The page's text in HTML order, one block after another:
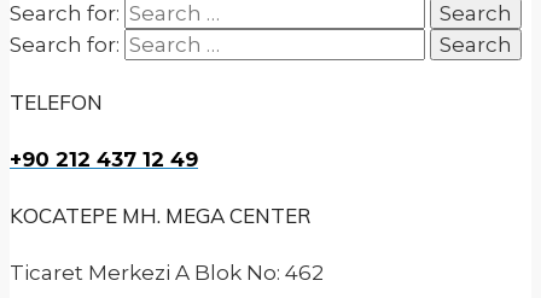
Search for:
Search for:
TELEFON
+90 212 437 12 49
KOCATEPE MH. MEGA CENTER
Ticaret Merkezi A Blok No: 462